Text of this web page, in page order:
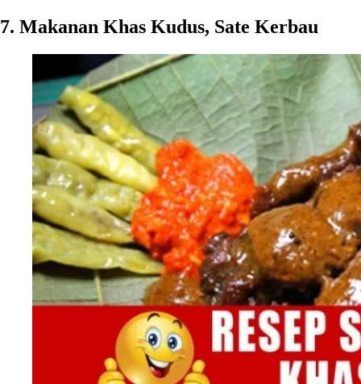
7. Makanan Khas Kudus, Sate Kerbau